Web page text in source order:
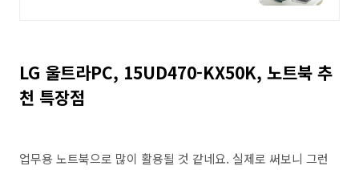
LG 울트라PC, 15UD470-KX50K, 노트북 추
천 특장점
업무용 노트북으로 많이 활용될 것 같네요. 실제로 써보니 그런